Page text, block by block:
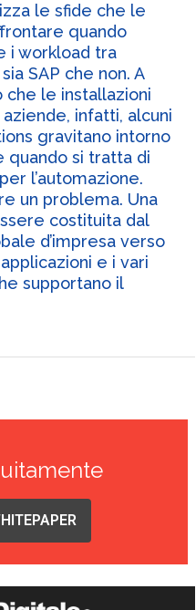
le sfide che le
quando
i workload tra
SAP che non. A
che le installazioni
infatti, alcuni
gravitano intorno
quando si tratta di
l’automazione.
un problema. Una
costituita dal
d’impresa verso
e i vari
supportano il